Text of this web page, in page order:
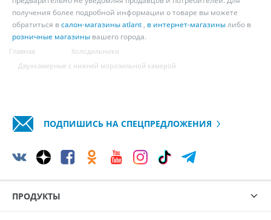
получения более подробной информации о товаре вы можете
обратиться всалон-магазины atlant , в интернет-магазинылибо в
розничные магазины вашего города.
Главная
Холодильники
Двухкамерные с нижней морозильной камерой
ПОДПИШИСЬ НА СПЕЦПРЕДЛОЖЕНИЯ
ПРОДУКТЫ